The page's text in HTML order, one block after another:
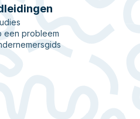
een probleem